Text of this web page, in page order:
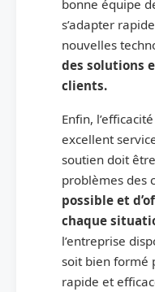
bonne équipe
s’adapter
nouvelles
des solutions
clients.
Enfin,
excellent
soutien doit
problèmes des
possible et
chaque
l’entreprise
soit bien formé
rapide et